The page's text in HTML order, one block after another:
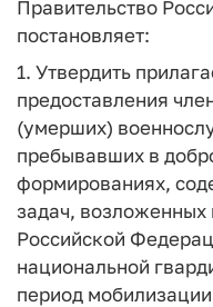
Правительство
постановляет:
1. Утвердить
предоставления
(умерших)
пребывавших в
формированиях,
задач,
Российской
национальной
период